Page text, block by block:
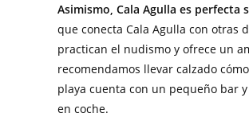
Asimismo, Cala Agulla es
que conecta Cala Agulla con otras
practican el nudismo y ofrece un
recomendamos llevar calzado
playa cuenta con un pequeño bar
en coche.